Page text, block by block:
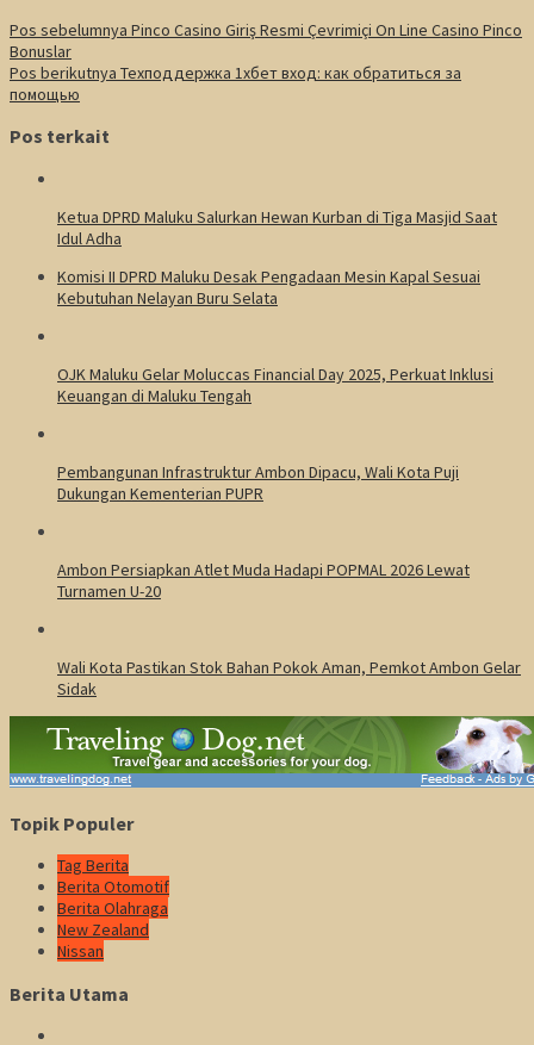
Pos sebelumnya Pinco Casino Giriş Resmi Çevrimiçi On Line Casino Pinco
Bonuslar
Pos berikutnya Техподдержка 1хбет вход: как обратиться за
помощью
Pos terkait
Ketua DPRD Maluku Salurkan Hewan Kurban di Tiga Masjid Saat
Idul Adha
Komisi II DPRD Maluku Desak Pengadaan Mesin Kapal Sesuai
Kebutuhan Nelayan Buru Selata
OJK Maluku Gelar Moluccas Financial Day 2025, Perkuat Inklusi
Keuangan di Maluku Tengah
Pembangunan Infrastruktur Ambon Dipacu, Wali Kota Puji
Dukungan Kementerian PUPR
Ambon Persiapkan Atlet Muda Hadapi POPMAL 2026 Lewat
Turnamen U-20
Wali Kota Pastikan Stok Bahan Pokok Aman, Pemkot Ambon Gelar
Sidak
Topik Populer
Tag Berita
Berita Otomotif
Berita Olahraga
New Zealand
Nissan
Berita Utama